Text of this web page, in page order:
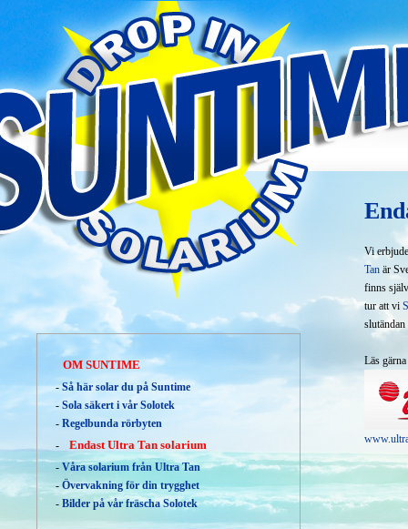
Drop in solarium mellan Årsta och
OM SUNTIME
-Så här solar du på Suntime
- Sola säkert i vår Solotek
- Regelbunda rörbyten
-
Endast Ultra Tan solarium
- Våra solarium från Ultra Tan
-Övervakning för din trygghet
- Bilder på vår fräscha Solotek
Vi
Tan är
finns
tur att vi
Läs